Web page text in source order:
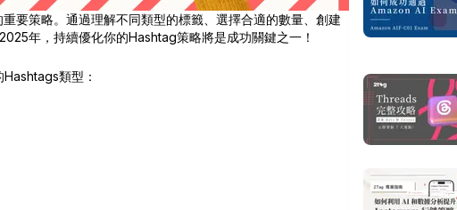
要策略。通過理解不同類型的標籤、選擇合適的數量、創建
年，持續優化你的Hashtag策略將是成功關鍵之一！
類型：